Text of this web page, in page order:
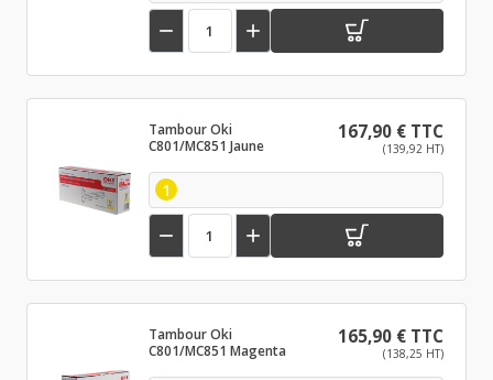
 
Tambour Oki
C801/MC851 Jaune
167,90 € TTC
(139,92 HT)
1
 
Tambour Oki
C801/MC851 Magenta
165,90 € TTC
(138,25 HT)